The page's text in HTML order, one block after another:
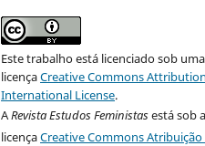
Este trabalho está licenciado sob uma
licençaCreative Commons
International License.
ARevista Estudos Feministasestá sob a
licençaCreative Commons Atribuição